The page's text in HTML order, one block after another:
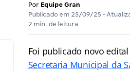
Por Equipe Gran
Publicado em 25/09/25 •
2 min. de leitura
Foi publicado novo
Secretaria Municipal da